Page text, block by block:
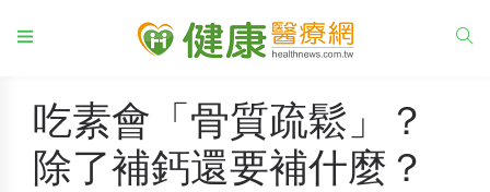
吃素會「骨質疏鬆」？
除了補鈣還要補什麼？